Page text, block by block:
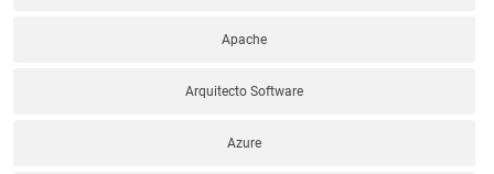
Apache
Arquitecto Software
Azure